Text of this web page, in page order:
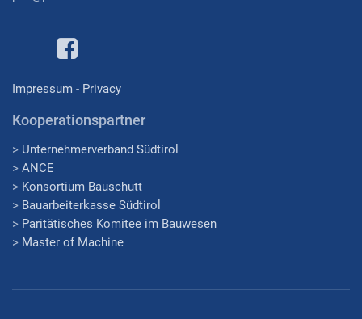
Impressum - Privacy
Kooperationspartner
> Unternehmerverband Südtirol
> ANCE
> Konsortium Bauschutt
> Bauarbeiterkasse Südtirol
> Paritätisches Komitee im Bauwesen
> Master of Machine